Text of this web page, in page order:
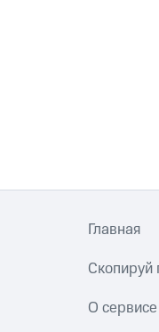
Главная
Скопируй
О сервисе